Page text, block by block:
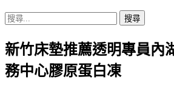
搜
關
鍵
字:
新竹床墊推薦透明專員內
務中心膠原蛋白凍